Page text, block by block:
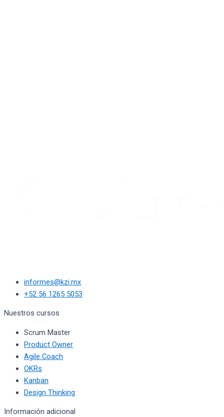
informes@kzi.mx
+52 56 1265 5053
Nuestros cursos
Scrum Master
Product Owner
Agile Coach
OKRs
Kanban
Design Thinking
Información adicional